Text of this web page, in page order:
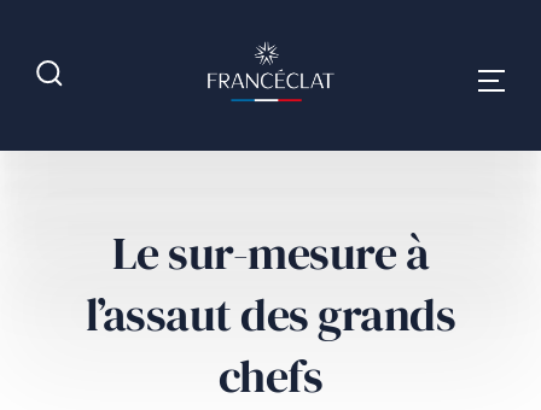
Le sur-mesure à
l’assaut des grands
chefs